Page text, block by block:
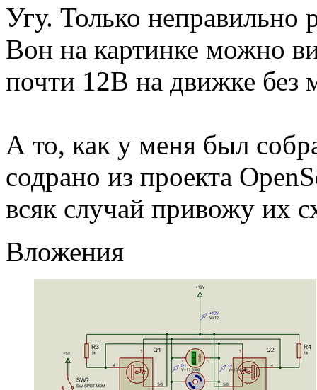
Угу. Только неправильно
Вон на картинке можно
почти 12В на движке без
А то, как у меня был
содрано из проекта
всяк случай привожу их
Вложения